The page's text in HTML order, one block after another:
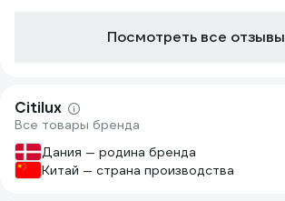
Посмотреть все отзывы
Citilux
Все товары бренда
Дания — родина бренда
Китай — страна производства